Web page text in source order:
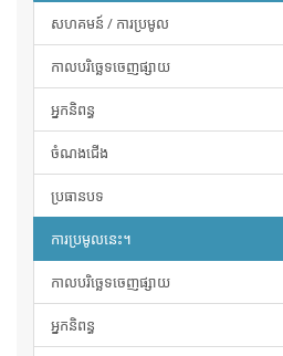
សហគមន៍ / ការប្រមូល
កាលបរិច្ឆេទចេញផ្សាយ
អ្នកនិពន្ធ
ចំណងជើង
ប្រធានបទ
ការប្រមូលនេះ។
កាលបរិច្ឆេទចេញផ្សាយ
អ្នកនិពន្ធ